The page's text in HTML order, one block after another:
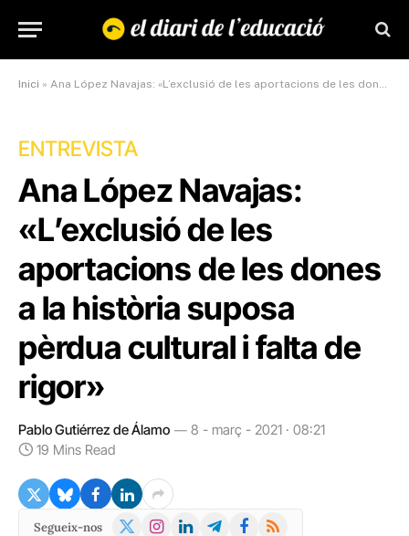
Inici » Ana López Navajas: «L’exclusió de les aportacions de les dones a la història suposa pèrdua cultural i falta de rigor»
ENTREVISTA
Ana López Navajas:
«L’exclusió de les
aportacions de les dones
a la història suposa
pèrdua cultural i falta de
rigor»
Pablo Gutiérrez de Álamo
8 - març - 2021 · 08:21
19 Mins Read
Segueix-nos
X
Instagram
LinkedInTelegramFacebook
RSS